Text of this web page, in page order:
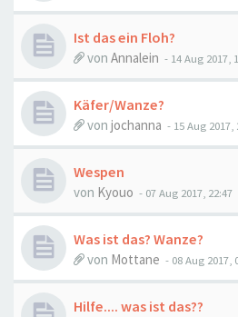
Ist das ein Floh?
von Annalein - 14 Aug 2017,
Käfer/Wanze?
von jochanna - 15 Aug 2017,
Wespen
von Kyouo - 07 Aug 2017, 22:47
Was ist das? Wanze?
von Mottane - 08 Aug 2017,
Hilfe.... was ist das??